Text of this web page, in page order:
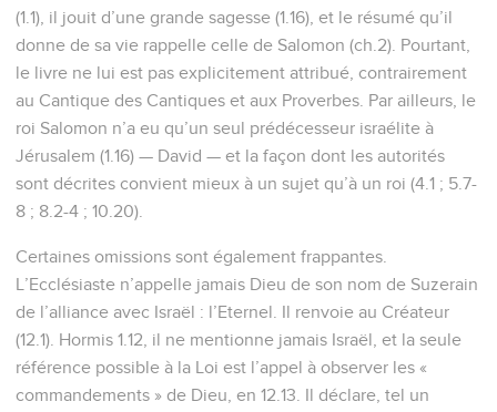
(1.1), il jouit d’une grande sagesse (1.16), et le résumé qu’il
donne de sa vie rappelle celle de Salomon (ch.2). Pourtant,
le livre ne lui est pas explicitement attribué, contrairement
au Cantique des Cantiques et aux Proverbes. Par ailleurs, le
roi Salomon n’a eu qu’un seul prédécesseur israélite à
Jérusalem (1.16) — David — et la façon dont les autorités
sont décrites convient mieux à un sujet qu’à un roi (4.1 ; 5.7-
8 ; 8.2-4 ; 10.20).
Certaines omissions sont également frappantes.
L’Ecclésiaste n’appelle jamais Dieu de son nom de Suzerain
de l’alliance avec Israël : l’Eternel. Il renvoie au Créateur
(12.1). Hormis 1.12, il ne mentionne jamais Israël, et la seule
référence possible à la Loi est l’appel à observer les «
commandements » de Dieu, en 12.13. Il déclare, tel un